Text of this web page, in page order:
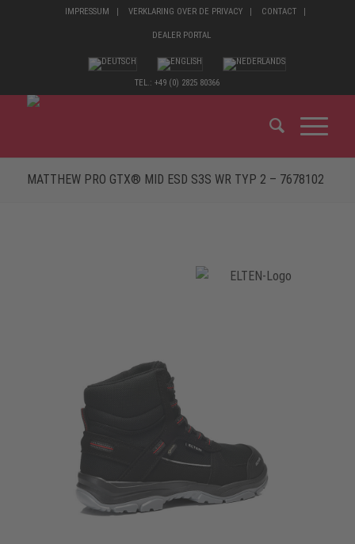
IMPRESSUM VERKLARING OVER DE PRIVACY CONTACT
DEALER PORTAL
TEL.: +49 (0) 2825 80366
MATTHEW PRO GTX® MID ESD S3S WR TYP 2 – 7678102